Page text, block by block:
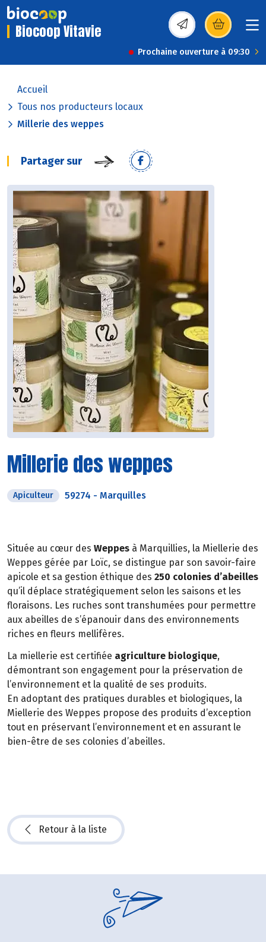
Biocoop Vitavie (s’ouvre dans une
Prochaine ouverture à 09:30
Accueil
Tous nos producteurs locaux
Millerie des weppes
Partager sur
Millerie des weppes
Apiculteur 59274 - Marquilles
Située au cœur des Weppes à Marquillies, la Miellerie des
Weppes gérée par Loïc, se distingue par son savoir-faire
apicole et sa gestion éthique des 250 colonies d’abeilles
qu’il déplace stratégiquement selon les saisons et les
floraisons. Les ruches sont transhumées pour permettre
aux abeilles de s’épanouir dans des environnements
riches en fleurs mellifères.
La miellerie est certifiée agriculture biologique,
démontrant son engagement pour la préservation de
l’environnement et la qualité de ses produits.
En adoptant des pratiques durables et biologiques, la
Miellerie des Weppes propose des produits d’exception
tout en préservant l’environnement et en assurant le
bien-être de ses colonies d’abeilles.
Retour à la liste